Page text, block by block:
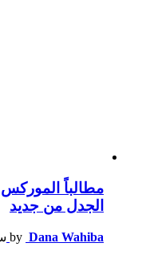
مطالباً الموركس
الجدل من جديد
by Dana Wahiba